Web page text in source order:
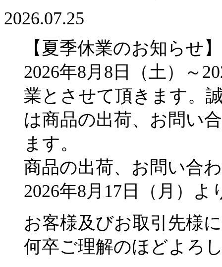
2026.07.25
【夏季休業のお知らせ】
2026年8月8日（土）～
業とさせて頂きます。
は商品の出荷、お問い
ます。
商品の出荷、お問い合
2026年8月17日（月）
お客様及びお取引先様
何卒ご理解のほどよろ